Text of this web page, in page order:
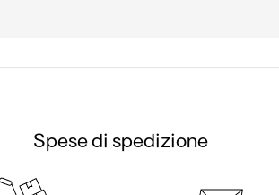
Spese di spedizione